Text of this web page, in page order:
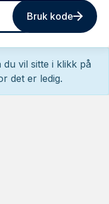
Bruk kode
du vil sitte i klikk på
det er ledig.